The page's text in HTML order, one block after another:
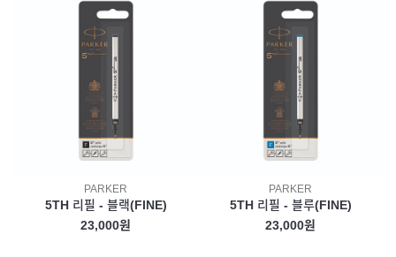
PARKER
5TH 리필 - 블랙(FINE)
23,000원
PARKER
5TH 리필 - 블루(FINE)
23,000원